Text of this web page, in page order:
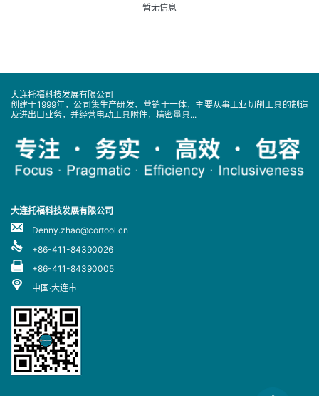
暂无信息
大连托福科技发展有限公司
创建于1999年，公司集生产研发、营销于一体，主要从事工业切削工具的制造
及进出口业务，并经营电动工具附件，精密量具...
大连托福科技发展有限公司
Denny.zhao@cortool.cn
+86-411-84390026
+86-411-84390005
中国·大连市